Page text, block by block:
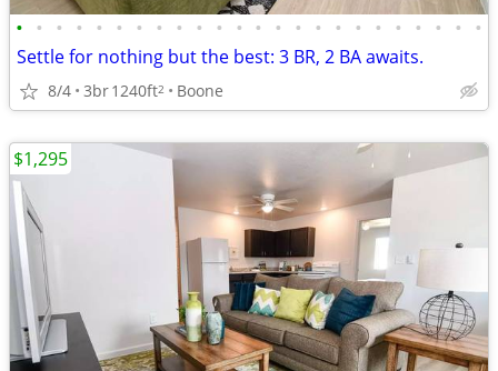
• • • • • • • • • • • • • • • • • • • • • • • •
Settle for nothing but the best: 3 BR, 2 BA awaits.
8/4 3br1240ft2 Boone
$1,295